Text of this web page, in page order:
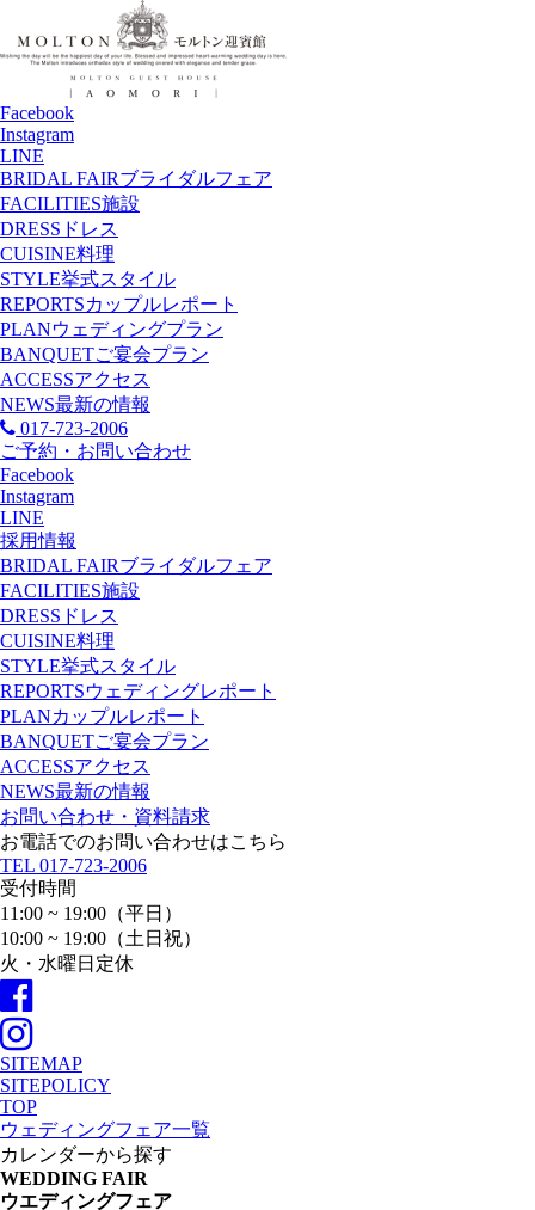
Facebook
Instagram
LINE
BRIDAL FAIRブライダルフェア
FACILITIES施設
DRESS ドレス
CUISINE料理
STYLE挙式スタイル
REPORTSカップルレポート
PLANウェディングプラン
BANQUETご宴会プラン
ACCESSアクセス
NEWS最新の情報
017-723-2006
ご予約・お問い合わせ
Facebook
Instagram
LINE
採用情報
BRIDAL FAIRブライダルフェア
FACILITIES施設
DRESS ドレス
CUISINE料理
STYLE挙式スタイル
REPORTSウェディングレポート
PLANカップルレポート
BANQUETご宴会プラン
ACCESSアクセス
NEWS最新の情報
お問い合わせ・資料請求
お電話でのお問い合わせはこちら
TEL 017-723-2006
受付時間
11:00 ~ 19:00（平日）
10:00 ~ 19:00（土日祝）
火・水曜日定休
SITEMAP
SITEPOLICY
TOP
ウェディングフェア一覧
カレンダーから探す
WEDDING FAIR
ウエディングフェア